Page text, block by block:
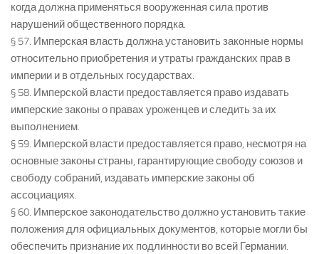
когда должна применяться вооруженная сила против
нарушений общественного порядка.
§ 57. Имперская власть должна установить законные нормы
относительно приобретения и утраты гражданских прав в
империи и в отдельных государствах.
§ 58. Имперской власти предоставляется право издавать
имперские законы о правах уроженцев и следить за их
выполнением.
§ 59. Имперской власти предоставляется право, несмотря на
основные законы страны, гарантирующие свободу союзов и
свободу собраний, издавать имперские законы об
ассоциациях.
§ 60. Имперское законодательство должно установить такие
положения для официальных документов, которые могли бы
обеспечить признание их подлинности во всей Германии.